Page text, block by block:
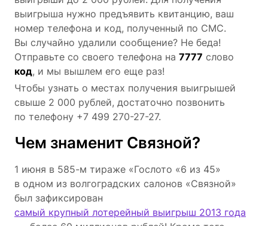
выигрыша нужно предъявить квитанцию, ваш
номер телефона и код, полученный по СМС.
Вы случайно удалили сообщение? Не беда!
Отправьте со своего телефона на 7777 слово
код, и мы вышлем его еще раз!
Чтобы узнать о местах получения выигрышей
свыше 2 000 рублей, достаточно позвонить
по телефону +7 499 270-27-27.
Чем знаменит Связной?
1 июня в 585-м тираже «Гослото «6 из 45»
в одном из волгоградских салонов «Связной»
был зафиксирован
самый крупный лотерейный выигрыш 2013 года